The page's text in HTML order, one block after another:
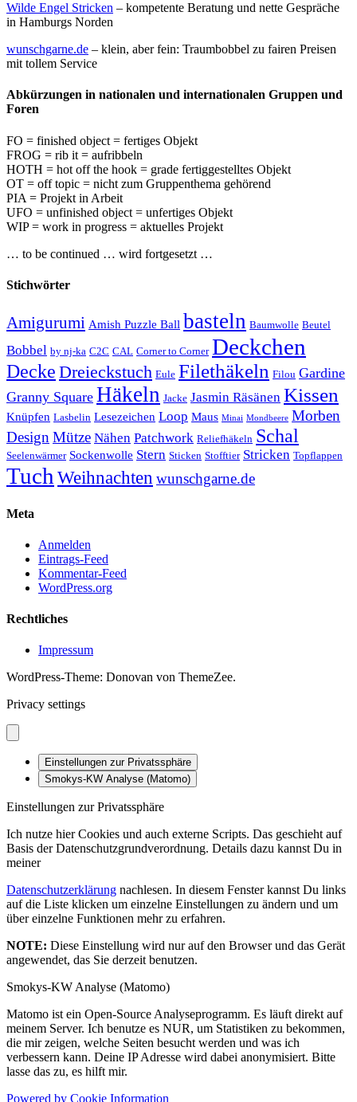
Wilde Engel Stricken – kompetente Beratung und nette Gespräche
in Hamburgs Norden
wunschgarne.de – klein, aber fein: Traumbobbel zu fairen Preisen
mit tollem Service
Abkürzungen in nationalen und internationalen Gruppen und
Foren
FO = finished object = fertiges Objekt
FROG = rib it = aufribbeln
HOTH = hot off the hook = grade fertiggestelltes Objekt
OT = off topic = nicht zum Gruppenthema gehörend
PIA = Projekt in Arbeit
UFO = unfinished object = unfertiges Objekt
WIP = work in progress = aktuelles Projekt
… to be continued … wird fortgesetzt …
Stichwörter
Amigurumi Amish Puzzle Ball basteln Baumwolle Beutel
Bobbel by nj-ka C2C CAL Corner to Corner Deckchen
Decke Dreieckstuch Eule Filethäkeln Filou Gardine
Granny Square Häkeln Jacke Jasmin Räsänen Kissen
Knüpfen Lasbelin Lesezeichen Loop Maus Minai Mondbeere Morben
DesignMütze Nähen Patchwork Reliefhäkeln Schal
Seelenwärmer Sockenwolle Stern Sticken Stofftier Stricken Topflappen
Tuch Weihnachten wunschgarne.de
Meta
Anmelden
Eintrags-Feed
Kommentar-Feed
WordPress.org
Rechtliches
Impressum
WordPress-Theme: Donovan von ThemeZee.
Privacy settings
Einstellungen zur Privatssphäre
Smokys-KW Analyse (Matomo)
Einstellungen zur Privatssphäre
Ich nutze hier Cookies und auch externe Scripts. Das geschieht auf
Basis der Datenschutzgrundverordnung. Details dazu kannst Du in
meiner
Datenschutzerklärung nachlesen. In diesem Fenster kannst Du links
auf die Liste klicken um einzelne Einstellungen zu ändern und um
über einzelne Funktionen mehr zu erfahren.
NOTE: Diese Einstellung wird nur auf den Browser und das Gerät
angewendet, das Sie derzeit benutzen.
Smokys-KW Analyse (Matomo)
Matomo ist ein Open-Source Analyseprogramm. Es läuft direkt auf
meinem Server. Ich benutze es NUR, um Statistiken zu bekommen,
die mir zeigen, welche Seiten besucht werden und was ich
verbessern kann. Deine IP Adresse wird dabei anonymisiert. Bitte
lasse das zu, es hilft mir.
Powered by Cookie Information